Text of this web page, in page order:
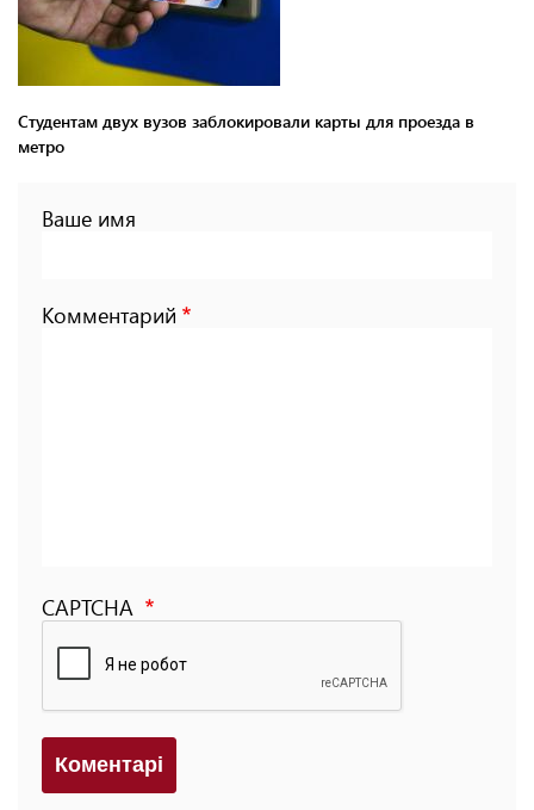
Студентам двух вузов заблокировали карты для проезда в
метро
Ваше имя
Комментарий
CAPTCHA
Коментарi